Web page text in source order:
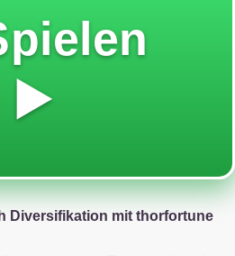
▶️
Diversifikation mit thorfortune